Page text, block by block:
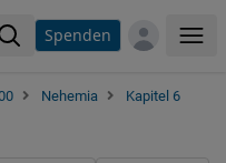
Spenden
Nehemia
Kapitel 6